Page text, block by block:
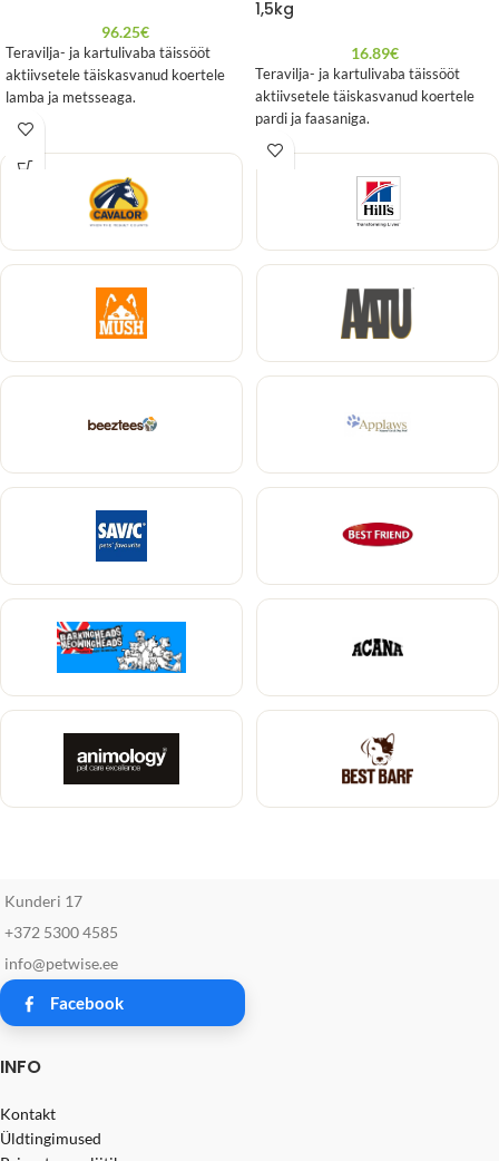
96.25€
Teravilja- ja kartulivaba täissööt
aktiivsetele täiskasvanud koertele
lamba ja metsseaga.
1,5kg
16.89€
Teravilja- ja kartulivaba täissööt
aktiivsetele täiskasvanud koertele
pardi ja faasaniga.
Kunderi 17
+372 5300 4585
info@petwise.ee
Facebook
INFO
Kontakt
Üldtingimused